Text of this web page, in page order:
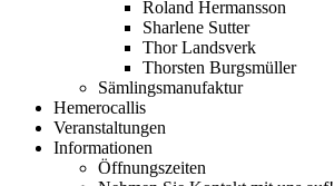
Roland Hermansson
Sharlene Sutter
Thor Landsverk
Thorsten Burgsmüller
Sämlingsmanufaktur
Hemerocallis
Veranstaltungen
Informationen
Öffnungszeiten